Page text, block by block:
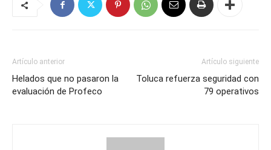
Artículo anterior
Helados que no pasaron la
evaluación de Profeco
Artículo siguiente
Toluca refuerza seguridad con
79 operativos